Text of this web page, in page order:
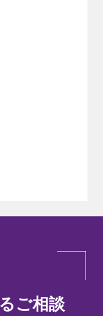
ご相談